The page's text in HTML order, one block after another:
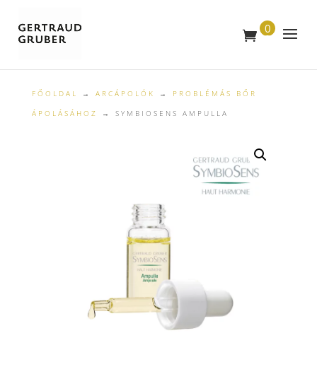
0
T
M
FŐOLDAL → ARCÁPOLÓK → PROBLÉMÁS BŐR
ÁPOLÁSÁHOZ
→ SYMBIOSENS AMPULLA